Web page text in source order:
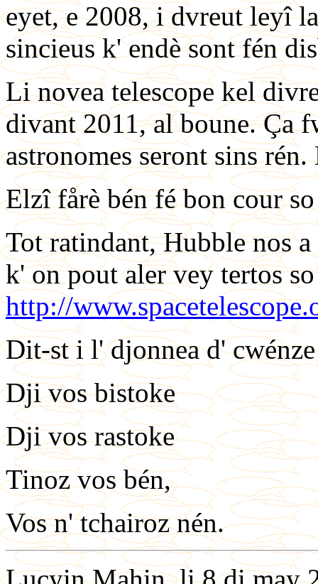
eyet, e 2008, i dvreut leyî
sincieus k' endè sont fén
Li novea telescope kel
divant 2011, al boune. Ça
astronomes seront sins
Elzî fårè bén fé bon cour
Tot ratindant, Hubble nos
k' on pout aler vey tertos so
http://
Dit-st i l' djonnea d'
Dji vos bistoke
Dji vos rastoke
Tinoz vos bén,
Vos n' tchairoz nén.